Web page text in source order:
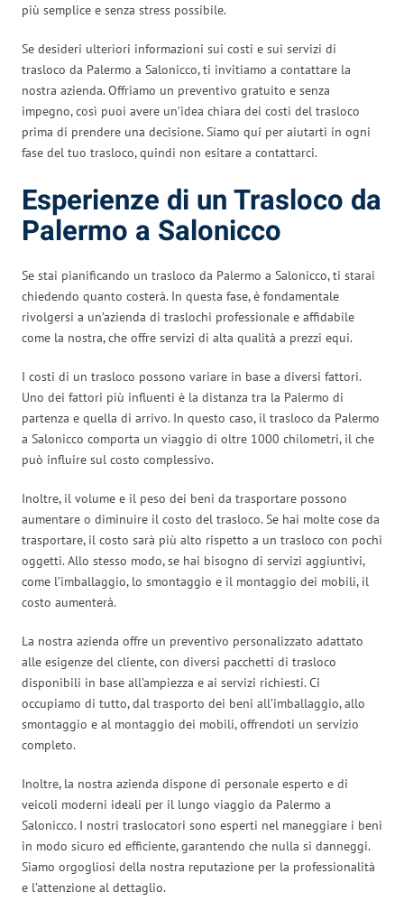
più semplice e senza stress possibile.
Se desideri ulteriori informazioni sui costi e sui servizi di
trasloco da Palermo a Salonicco, ti invitiamo a contattare la
nostra azienda. Offriamo un preventivo gratuito e senza
impegno, così puoi avere un’idea chiara dei costi del trasloco
prima di prendere una decisione. Siamo qui per aiutarti in ogni
fase del tuo trasloco, quindi non esitare a contattarci.
Esperienze di un Trasloco da
Palermo a Salonicco
Se stai pianificando un trasloco da Palermo a Salonicco, ti starai
chiedendo quanto costerà. In questa fase, è fondamentale
rivolgersi a un’azienda di traslochi professionale e affidabile
come la nostra, che offre servizi di alta qualità a prezzi equi.
I costi di un trasloco possono variare in base a diversi fattori.
Uno dei fattori più influenti è la distanza tra la Palermo di
partenza e quella di arrivo. In questo caso, il trasloco da Palermo
a Salonicco comporta un viaggio di oltre 1000 chilometri, il che
può influire sul costo complessivo.
Inoltre, il volume e il peso dei beni da trasportare possono
aumentare o diminuire il costo del trasloco. Se hai molte cose da
trasportare, il costo sarà più alto rispetto a un trasloco con pochi
oggetti. Allo stesso modo, se hai bisogno di servizi aggiuntivi,
come l’imballaggio, lo smontaggio e il montaggio dei mobili, il
costo aumenterà.
La nostra azienda offre un preventivo personalizzato adattato
alle esigenze del cliente, con diversi pacchetti di trasloco
disponibili in base all’ampiezza e ai servizi richiesti. Ci
occupiamo di tutto, dal trasporto dei beni all’imballaggio, allo
smontaggio e al montaggio dei mobili, offrendoti un servizio
completo.
Inoltre, la nostra azienda dispone di personale esperto e di
veicoli moderni ideali per il lungo viaggio da Palermo a
Salonicco. I nostri traslocatori sono esperti nel maneggiare i beni
in modo sicuro ed efficiente, garantendo che nulla si danneggi.
Siamo orgogliosi della nostra reputazione per la professionalità
e l’attenzione al dettaglio.